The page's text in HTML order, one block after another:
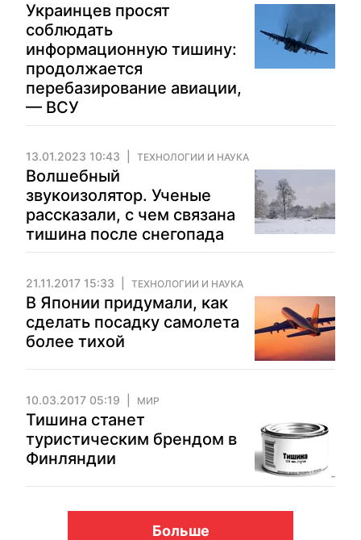
Украинцев просят
соблюдать
информационную тишину:
продолжается
перебазирование авиации,
— ВСУ
13.01.2023 10:43 ТЕХНОЛОГИИ И НАУКА
Волшебный
звукоизолятор. Ученые
рассказали, с чем связана
тишина после снегопада
21.11.2017 15:33 ТЕХНОЛОГИИ И НАУКА
В Японии придумали, как
сделать посадку самолета
более тихой
10.03.2017 05:19 МИР
Тишина станет
туристическим брендом в
Финляндии
Больше